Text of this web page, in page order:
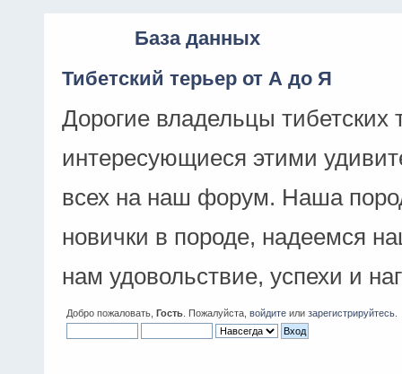
База данных
Тибетский терьер от А до Я
Дорогие владельцы
интересующиеся этими
всех на наш форум. Наша
новички в породе, надеемся
нам удовольствие, успехи и
Добро пожаловать, Гость . Пожалуйста, войдите или зарегистрируйтесь